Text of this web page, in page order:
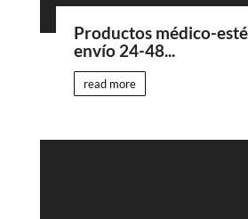
Productos médico-
envío 24-48...
read more